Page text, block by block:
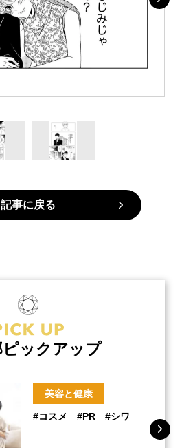
記事に戻る
ックアップ
美容と健康
#コスメ #PR #シワ